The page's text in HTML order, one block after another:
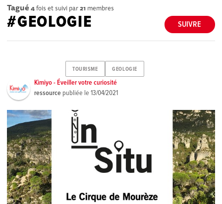
Tagué 4fois et suivi par21 membres
SUIVRE
#GEOLOGIE
TOURISME GEOLOGIE
Kimiyo - Éveiller votre curiosité
ressource publiée le13/04/2021